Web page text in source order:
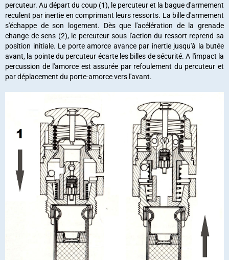
percuteur. Au départ du coup (1), le percuteur et la bague d'armement
reculent par inertie en comprimant leurs ressorts. La bille d'armement
s'échappe de son logement. Dès que l'acélération de la grenade
change de sens (2), le percuteur sous l'action du ressort reprend sa
position initiale. Le porte amorce avance par inertie jusqu'à la butée
avant, la pointe du percuteur écarte les billes de sécurité. A l'impact la
percussion de l'amorce est assurée par refoulement du percuteur et
par déplacement du porte-amorce vers l'avant.